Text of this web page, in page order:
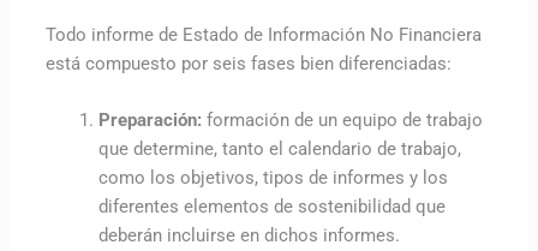
Todo informe de Estado de Información No Financiera
está compuesto por seis fases bien diferenciadas:
Preparación: formación de un equipo de trabajo
que determine, tanto el calendario de trabajo,
como los objetivos, tipos de informes y los
diferentes elementos de sostenibilidad que
deberán incluirse en dichos informes.